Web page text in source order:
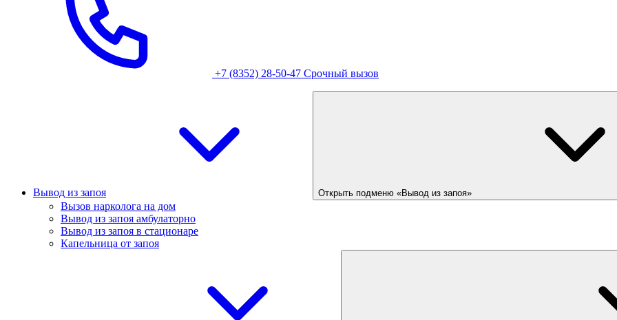
+7 (8352) 28-50-47 Срочный вызов
Вывод из запоя Открыть подменю «Вывод из запоя»
Вызов нарколога на дом
Вывод из запоя амбулаторно
Вывод из запоя в стационаре
Капельница от запоя